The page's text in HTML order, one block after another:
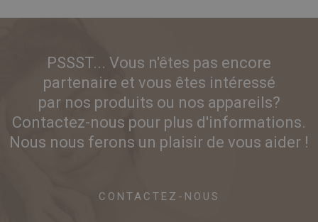
PSSST... Vous n'êtes pas encore
partenaire et vous êtes intéressé
par nos produits ou nos appareils?
Contactez-nous pour plus d'informations.
Nous nous ferons un plaisir de vous aider !
CONTACTEZ-NOUS